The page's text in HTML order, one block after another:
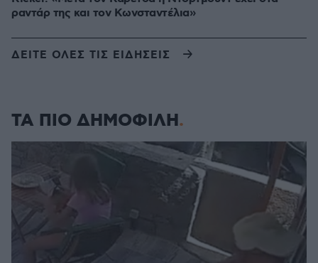
ραντάρ της και τον Κωνσταντέλια»
ΔΕΙΤΕ ΟΛΕΣ ΤΙΣ ΕΙΔΗΣΕΙΣ
ΤΑ ΠΙΟ ΔΗΜΟΦΙΛΗ